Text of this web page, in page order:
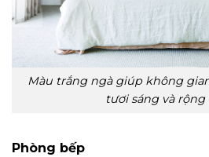
Màu trắng ngà giúp không
tươi sáng và rộng
Phòng bếp